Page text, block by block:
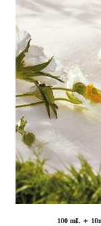
100 mL ＋